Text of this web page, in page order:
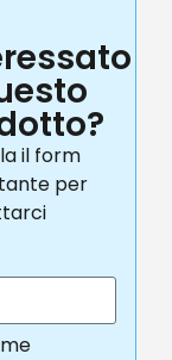
il form
per